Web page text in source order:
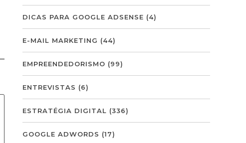
DICAS PARA GOOGLE ADSENSE (4)
E-MAIL MARKETING (44)
EMPREENDEDORISMO (99)
ENTREVISTAS (6)
ESTRATÉGIA DIGITAL (336)
GOOGLE ADWORDS (17)